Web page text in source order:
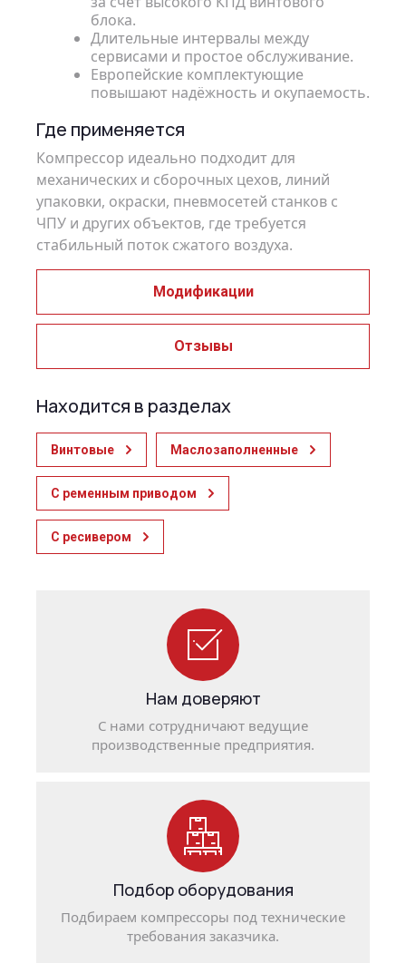
блока.
Длительные интервалы между
сервисами и простое обслуживание.
Европейские комплектующие
повышают надёжность и окупаемость.
Где применяется
Компрессор идеально подходит для
механических и сборочных цехов, линий
упаковки, окраски, пневмосетей станков с
ЧПУ и других объектов, где требуется
стабильный поток сжатого воздуха.
Модификации
Отзывы
Находится в разделах
Винтовые Маслозаполненные
С ременным приводом
С ресивером
Нам доверяют
С нами сотрудничают ведущие
производственные предприятия.
Подбор оборудования
Подбираем компрессоры под технические
требования заказчика.